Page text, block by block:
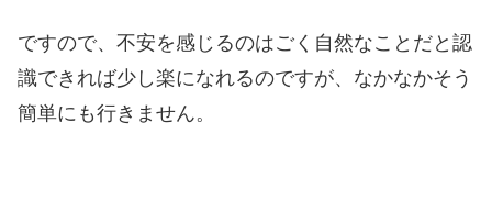
ですので、不安を感じるのはごく自然なことだと認
識できれば少し楽になれるのですが、なかなかそう
簡単にも行きません。